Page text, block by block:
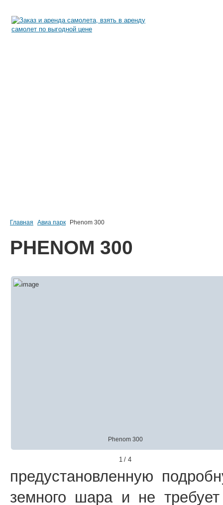
Главная Авиа парк Phenom 300
PHENOM 300
Phenom 300
1 / 4
предустановленную
земного шара и не